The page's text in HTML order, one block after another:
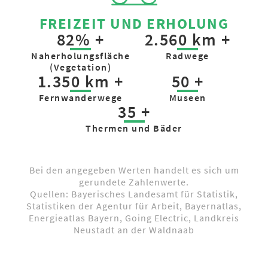
FREIZEIT UND ERHOLUNG
82% +
Naherholungs­fläche
(Vegetation)
2.560 km +
Radwege
1.350 km +
Fern­wanderwege
50 +
Museen
35 +
Thermen und Bäder
Bei den angegeben Werten handelt es sich um
gerundete Zahlenwerte.
Quellen: Bayerisches Landesamt für Statistik,
Statistiken der Agentur für Arbeit, Bayernatlas,
Energieatlas Bayern, Going Electric, Landkreis
Neustadt an der Waldnaab